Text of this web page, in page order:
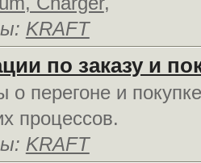
KRAFT
по заказу и
о перегоне и
процессов.
KRAFT